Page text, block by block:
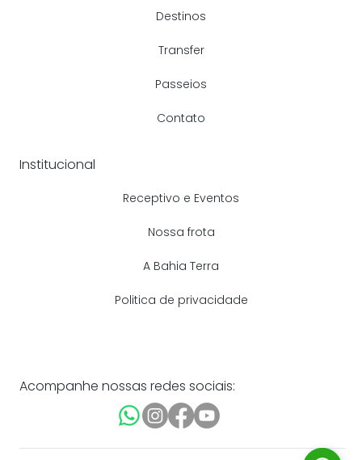
Acompanhe nossas redes sociais:
Institucional
Receptivo e Eventos
Nossa frota
A Bahia Terra
Politica de privacidade
Destinos
Transfer
Passeios
Contato